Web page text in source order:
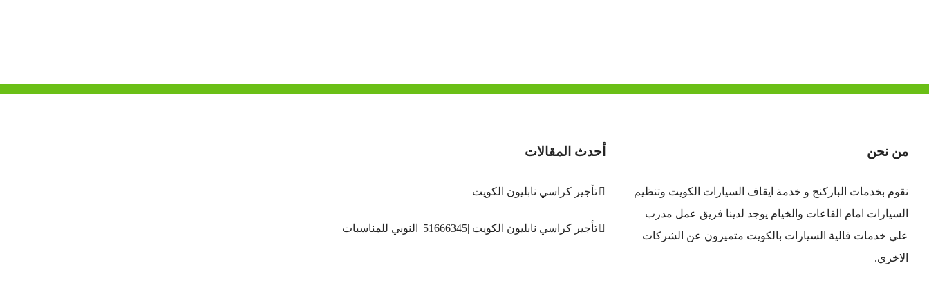
من نحن
نقوم بخدمات الباركنج و خدمة ايقاف السيارات الكويت وتنظيم
السيارات امام القاعات والخيام يوجد لدينا فريق عمل مدرب
علي خدمات فالية السيارات بالكويت متميزون عن الشركات
الاخري.
أحدث المقالات
تأجير كراسي نابليون الكويت
تأجير كراسي نابليون الكويت |51666345| النوبي للمناسبات